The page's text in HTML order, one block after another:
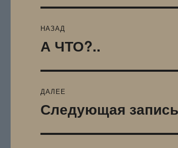
по
НАЗАД
Предыдущая
А ЧТО?..
ДАЛЕЕ
Следующая
Следующая запись